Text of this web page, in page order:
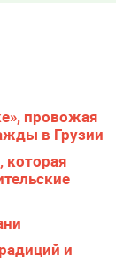
провожая
в Грузии
и